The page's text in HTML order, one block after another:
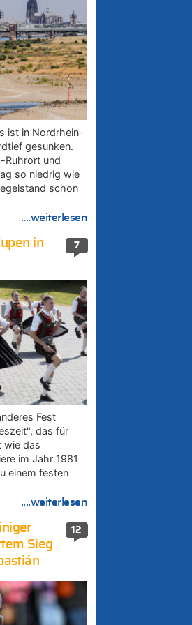
ist in Nordrhein-
gesunken.
Ruhrort und
so niedrig wie
schon
....weiterlesen
7
in
Fest
das für
wie das
im Jahr 1981
einem festen
....weiterlesen
12
Sieg